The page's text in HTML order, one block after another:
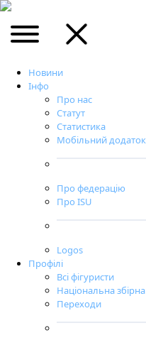
Новини
Інфо
Про нас
Статут
Статистика
Мобільний додаток
Про федерацію
Про ISU
Logos
Профілі
Всі фігуристи
Національна збірна
Переходи